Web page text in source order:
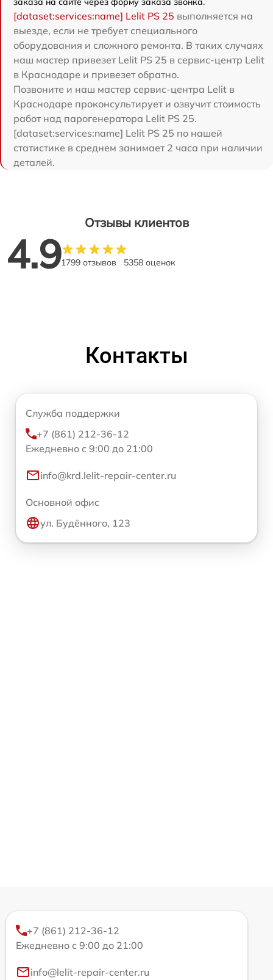
[dataset:services:name] Lelit PS 25 выполняется на
выезде, если не требует специального
оборудования и сложного ремонта. В таких случаях
наш мастер привезет Lelit PS 25 в сервис-центр Lelit
в Краснодаре и привезет обратно.
Позвоните и наш мастер сервис-центра Lelit в
Краснодаре проконсультирует и озвучит стоимость
работ над парогенератора Lelit PS 25.
[dataset:services:name] Lelit PS 25 по нашей
статистике в среднем занимает 2 часа при наличии
деталей.
Отзывы клиентов
4.91799 отзывов 5358 оценок
Контакты
Служба поддержки
+7 (861) 212-36-12
Ежедневно с 9:00 до 21:00
info@krd.lelit-repair-center.ru
Основной офис
ул. Будённого, 123
+7 (861) 212-36-12
Ежедневно с 9:00 до 21:00
info@lelit-repair-center.ru